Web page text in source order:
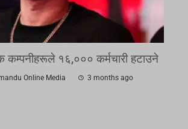
कम्पनीहरूले १६,००० कर्मचारी हटाउने
Online Media 3 months ago